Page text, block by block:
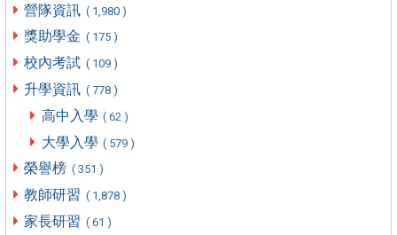
營隊資訊 ( 1,980 )
獎助學金 ( 175 )
校內考試 ( 109 )
升學資訊 ( 778 )
高中入學 ( 62 )
大學入學 ( 579 )
榮譽榜 ( 351 )
教師研習 ( 1,878 )
家長研習 ( 61 )